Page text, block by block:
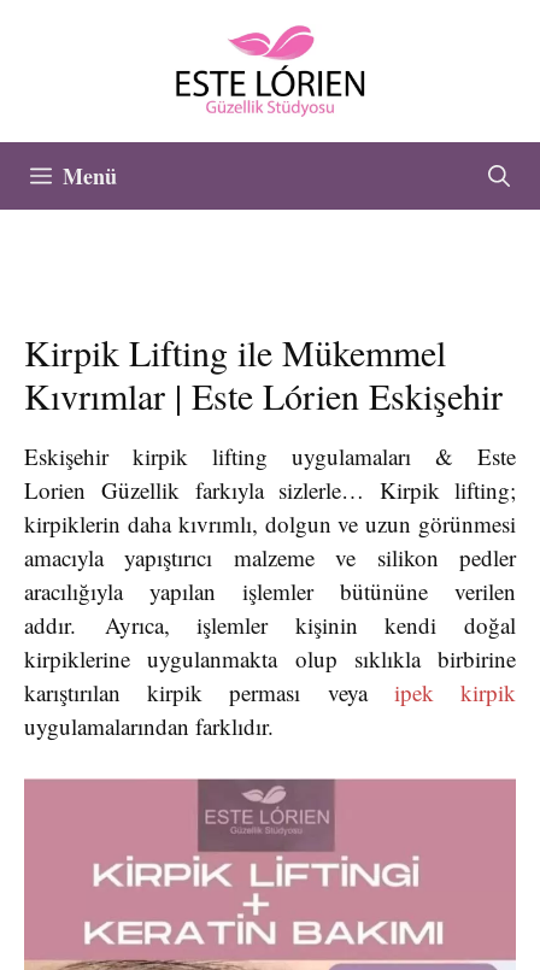
Menü
Kirpik Lifting ile Mükemmel
Kıvrımlar | Este Lórien Eskişehir
Eskişehir kirpik lifting uygulamaları & Este
Lorien Güzellik farkıyla sizlerle… Kirpik lifting;
kirpiklerin daha kıvrımlı, dolgun ve uzun görünmesi
amacıyla yapıştırıcı malzeme ve silikon pedler
aracılığıyla yapılan işlemler bütününe verilen
addır. Ayrıca, işlemler kişinin kendi doğal
kirpiklerine uygulanmakta olup sıklıkla birbirine
karıştırılan kirpik perması veya ipek kirpik
uygulamalarından farklıdır.